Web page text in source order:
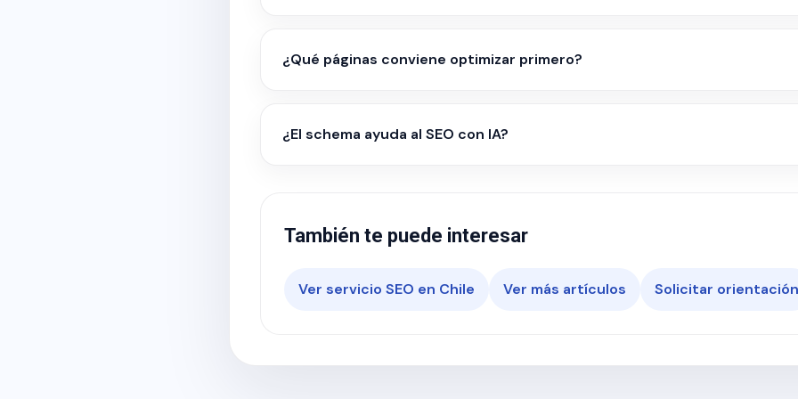
¿Qué páginas conviene optimizar primero?
¿El schema ayuda al SEO con IA?
También te puede interesar
Ver servicio SEO en Chile Ver más artículos Solicitar orientación